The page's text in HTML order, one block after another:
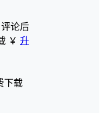
评论后
￥ 升
下载